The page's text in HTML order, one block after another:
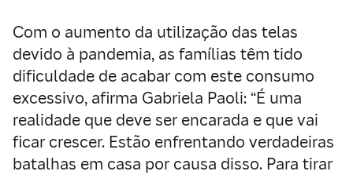
Com o aumento da utilização das telas
devido à pandemia, as famílias têm tido
dificuldade de acabar com este consumo
excessivo, afirma Gabriela Paoli: “É uma
realidade que deve ser encarada e que vai
ficar crescer. Estão enfrentando verdadeiras
batalhas em casa por causa disso. Para tirar